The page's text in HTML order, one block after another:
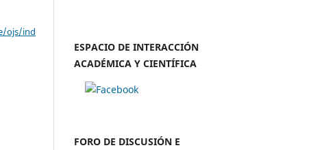
ojs/ind
ESPACIO DE INTERACCIÓN
ACADÉMICA Y CIENTÍFICA
FORO DE DISCUSIÓN E